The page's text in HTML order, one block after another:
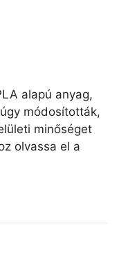
alapú anyag,
módosították,
minőséget
olvassa el a